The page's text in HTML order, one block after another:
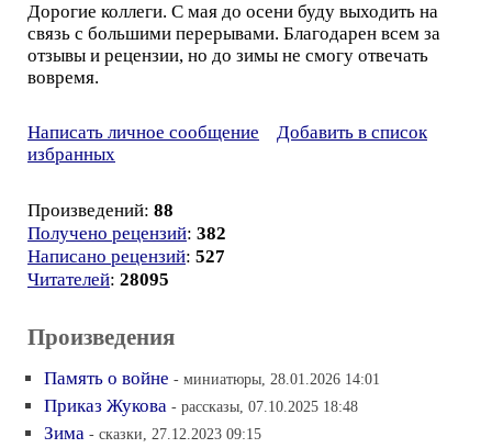
Дорогие коллеги. С мая до осени буду выходить на
связь с большими перерывами. Благодарен всем за
отзывы и рецензии, но до зимы не смогу отвечать
вовремя.
Написать личное сообщение
Добавить в список
избранных
Произведений: 88
Получено рецензий: 382
Написано рецензий: 527
Читателей: 28095
Произведения
Память о войне - миниатюры, 28.01.2026 14:01
Приказ Жукова - рассказы, 07.10.2025 18:48
Зима - сказки, 27.12.2023 09:15